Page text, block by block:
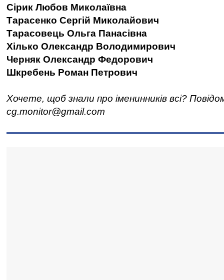
Сірик Любов Миколаївна
Тарасенко Сергій Миколайович
Тарасовець Ольга Панасівна
Хілько Олександр Володимирович
Черняк Олександр Федорович
Шкребень Роман Петрович
Хочете, щоб знали про іменинників всі?
cg.monitor@gmail.com